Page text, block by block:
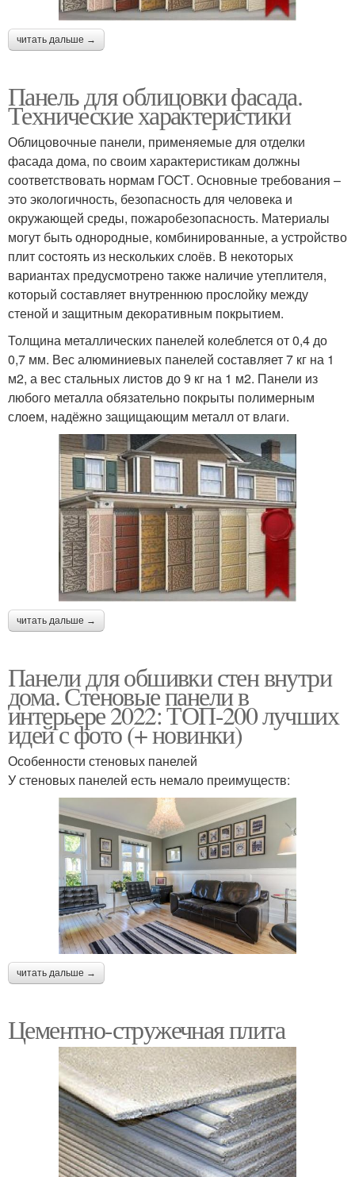
читать дальше →
Панель для облицовки фасада.
Технические характеристики
Облицовочные панели, применяемые для отделки
фасада дома, по своим характеристикам должны
соответствовать нормам ГОСТ. Основные требования –
это экологичность, безопасность для человека и
окружающей среды, пожаробезопасность. Материалы
могут быть однородные, комбинированные, а устройство
плит состоять из нескольких слоёв. В некоторых
вариантах предусмотрено также наличие утеплителя,
который составляет внутреннюю прослойку между
стеной и защитным декоративным покрытием.
Толщина металлических панелей колеблется от 0,4 до
0,7 мм. Вес алюминиевых панелей составляет 7 кг на 1
м2, а вес стальных листов до 9 кг на 1 м2. Панели из
любого металла обязательно покрыты полимерным
слоем, надёжно защищающим металл от влаги.
читать дальше →
Панели для обшивки стен внутри
дома. Стеновые панели в
интерьере 2022: ТОП-200 лучших
идей с фото (+ новинки)
Особенности стеновых панелей
У стеновых панелей есть немало преимуществ:
читать дальше →
Цементно-стружечная плита